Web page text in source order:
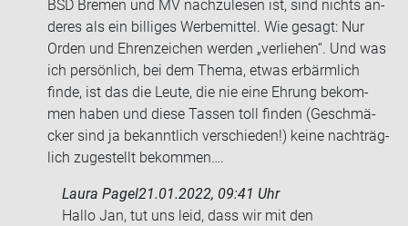
BSD Bre­men und MV nach­zu­le­sen ist, sind nichts an­
de­res als ein bil­li­ges Wer­be­mit­tel. Wie ge­sagt: Nur
Orden und Eh­ren­zei­chen wer­den „ver­lie­hen“. Und was
ich per­sön­lich, bei dem Thema, etwas er­bärm­lich
finde, ist das die Leute, die nie eine Eh­rung be­kom­
men haben und diese Tas­sen toll fin­den (Ge­schmä­
cker sind ja be­kannt­lich ver­schie­den!) keine nach­träg­
lich zu­ge­stellt be­kom­men….
Laura Pagel21.01.2022, 09:41 Uhr
Hallo Jan, tut uns leid, dass wir mit den